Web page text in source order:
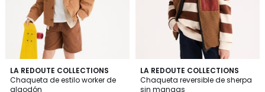
LA REDOUTE COLLECTIONS
Chaqueta de estilo worker de
algodón
5
/
5
LA REDOUTE COLLECTIONS
Chaqueta reversible de sherpa
sin mangas